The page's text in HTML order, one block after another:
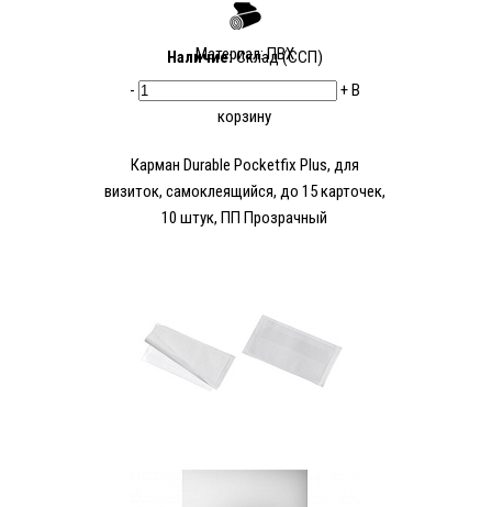
Материал: ПВХ
Наличие:Склад (ССП)
-
+В
корзину
Карман Durable Pocketfix Plus, для
визиток, самоклеящийся, до 15 карточек,
10 штук, ПП Прозрачный